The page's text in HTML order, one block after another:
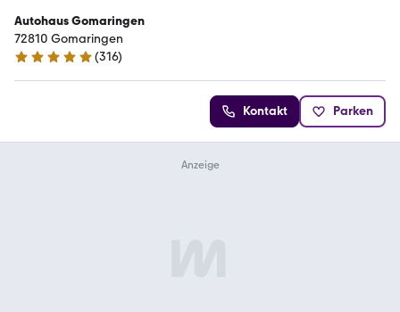
Autohaus Gomaringen
72810 Gomaringen
4.9 Sterne
(316)
Kontakt Parken